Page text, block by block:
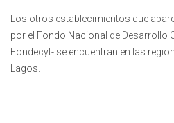
Los otros establecimientos que
por el Fondo Nacional de Desarrollo
Fondecyt- se encuentran en las
Lagos.